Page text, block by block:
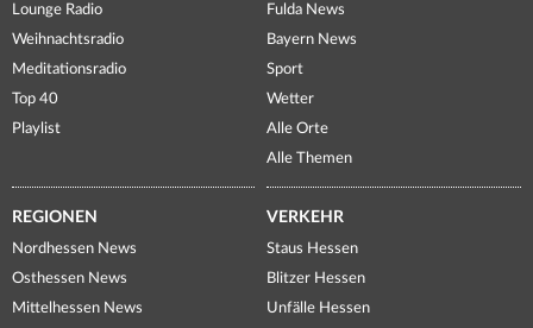
Lounge Radio
Weihnachtsradio
Meditationsradio
Top 40
Playlist
Fulda News
Bayern News
Sport
Wetter
Alle Orte
Alle Themen
REGIONEN
Nordhessen News
Osthessen News
Mittelhessen News
VERKEHR
Staus Hessen
Blitzer Hessen
Unfälle Hessen